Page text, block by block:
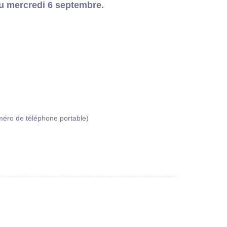
mercredi 6 septembre.
de téléphone portable)